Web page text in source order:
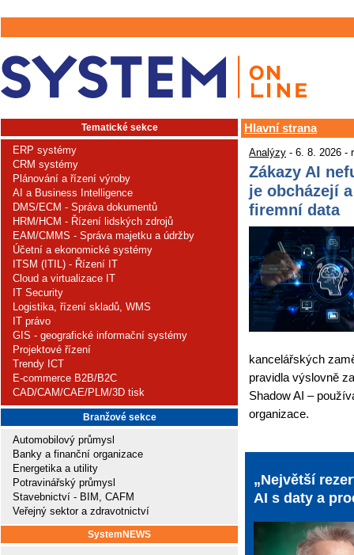
Tematické sekce
ERP systémy
CRM systémy
Plánování a řízení výroby
AI a Business Intelligence
DMS/ECM - Správa dokumentů
HRM/HCM - Řízení lidských zdrojů
EAM/CMMS - Správa majetku a údržby
Účetní a ekonomické systémy
ITSM (ITIL) - Řízení IT
Cloud a virtualizace IT
IT Security
Logistika, řízení skladů, WMS
IT právo
GIS - geografické informační systémy
Projektové řízení
Trendy ICT
E-commerce B2B/B2C
CAD/CAM/CAE/PLM/3D tisk
Branžové sekce
Automobilový průmysl
Banky a finanční organizace
Energetika a utility
Potravinářský průmysl
Stavebnictví - BIM, CAFM
Veřejný sektor a zdravotnictví
SystemNEWS
Hlavní strana
Analýzy - 6. 8. 2026 -
Zákazy AI
je obcházejí
firemní data
kancelářských
pravidla výslovně
Shadow AI –
organizace.
„Největší
AI s daty a